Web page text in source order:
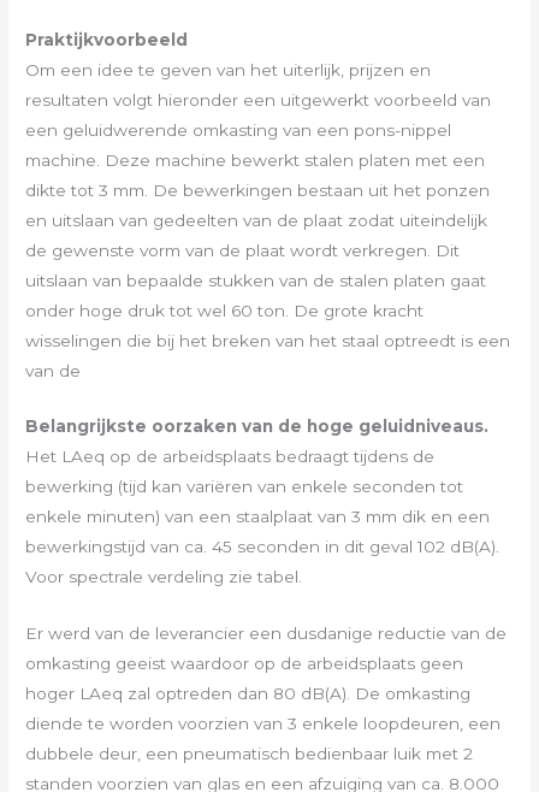
Praktijkvoorbeeld
Om een idee te geven van het uiterlijk, prijzen en
resultaten volgt hieronder een uitgewerkt voorbeeld van
een geluidwerende omkasting van een pons-nippel
machine. Deze machine bewerkt stalen platen met een
dikte tot 3 mm. De bewerkingen bestaan uit het ponzen
en uitslaan van gedeelten van de plaat zodat uiteindelijk
de gewenste vorm van de plaat wordt verkregen. Dit
uitslaan van bepaalde stukken van de stalen platen gaat
onder hoge druk tot wel 60 ton. De grote kracht
wisselingen die bij het breken van het staal optreedt is een
van de
Belangrijkste oorzaken van de hoge geluidniveaus.
Het LAeq op de arbeidsplaats bedraagt tijdens de
bewerking (tijd kan variëren van enkele seconden tot
enkele minuten) van een staalplaat van 3 mm dik en een
bewerkingstijd van ca. 45 seconden in dit geval 102 dB(A).
Voor spectrale verdeling zie tabel.
Er werd van de leverancier een dusdanige reductie van de
omkasting geeist waardoor op de arbeidsplaats geen
hoger LAeq zal optreden dan 80 dB(A). De omkasting
diende te worden voorzien van 3 enkele loopdeuren, een
dubbele deur, een pneumatisch bedienbaar luik met 2
standen voorzien van glas en een afzuiging van ca. 8.000